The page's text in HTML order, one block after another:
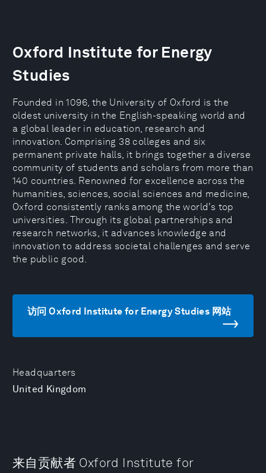
Headquarters
United Kingdom
Oxford Institute for Energy
Studies
Founded in 1096, the University of Oxford is the
oldest university in the English-speaking world and
a global leader in education, research and
innovation. Comprising 38 colleges and six
permanent private halls, it brings together a diverse
community of students and scholars from more than
140 countries. Renowned for excellence across the
humanities, sciences, social sciences and medicine,
Oxford consistently ranks among the world’s top
universities. Through its global partnerships and
research networks, it advances knowledge and
innovation to address societal challenges and serve
the public good.
访问 Oxford Institute for Energy Studies 网站
来自贡献者 Oxford Institute for